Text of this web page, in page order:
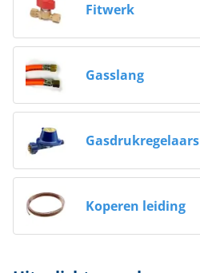
Fitwerk
Gasslang
Gasdrukregelaars
Koperen leiding